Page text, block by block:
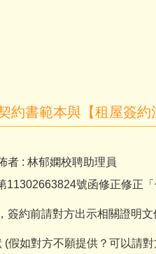
約書範本與【租屋簽約
者 : 林郁嫻校聘助理員
11302663824號函修正修正
簽約前請對方出示相關證明
假如對方不願提供？可以請